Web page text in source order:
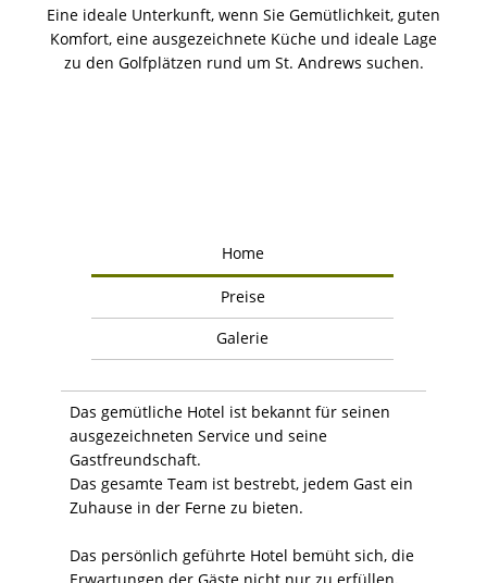
Eine ideale Unterkunft, wenn Sie Gemütlichkeit, guten
Komfort, eine ausgezeichnete Küche und ideale Lage
zu den Golfplätzen rund um St. Andrews suchen.
Home
Preise
Galerie
Das gemütliche Hotel ist bekannt für seinen
ausgezeichneten Service und seine
Gastfreundschaft.
Das gesamte Team ist bestrebt, jedem Gast ein
Zuhause in der Ferne zu bieten.
Das persönlich geführte Hotel bemüht sich, die